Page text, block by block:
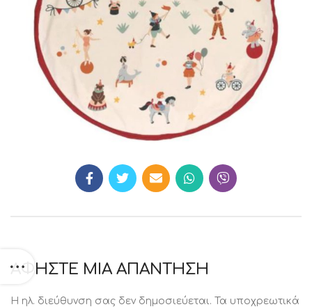
ΑΦΉΣΤΕ ΜΙΑ ΑΠΆΝΤΗΣΗ
Η ηλ. διεύθυνση σας δεν δημοσιεύεται.
Τα υποχρεωτικά